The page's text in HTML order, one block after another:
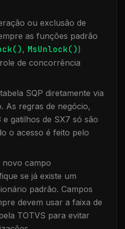
ou exclusão de
as funções padrão
, MsUnlock())
de concorrência
SQP diretamente via
As regras de negócio,
e gatilhos de SX7 só são
o acesso é feito pelo
novo campo
se já existe um
padrão. Campos
devem usar a faixa de
TOTVS para evitar